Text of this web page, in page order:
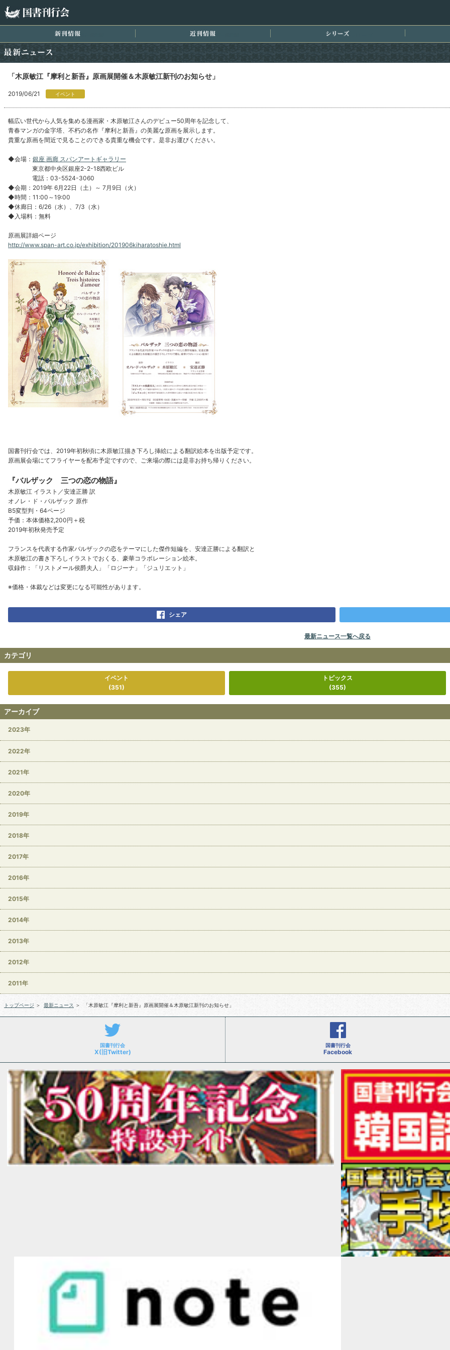
新刊情報
「木原敏江『摩利と新吾』原画展開催＆木原敏江新刊のお知らせ」
2019/06/21 イベント
幅広い世代から人気を集める漫画家・木原敏江さんのデビュー50周年を記念して、
青春マンガの金字塔、不朽の名作『摩利と新吾』の美麗な原画を展示します。
貴重な原画を間近で見ることのできる貴重な機会です。是非お運びください。
◆会場： 銀座 画廊 スパンアートギャラリー
東京都中央区銀座2-2-18西欧ビル
電話：03-5524-3060
◆会期：2019年 6月22日（土）～ 7月9日（火）
◆時間：11:00～19:00
◆休廊日：6/26（水）、7/3（水）
◆入場料：無料
原画展詳細ページ
http://www.span-art.co.jp/exhibition/201906kiharatoshie.html
国書刊行会では、2019年初秋頃に木原敏江描き下ろし挿絵による翻訳絵本を出版予定です。
原画展会場にてフライヤーを配布予定ですので、ご来場の際には是非お持ち帰りください。
『バルザック 三つの恋の物語』
木原敏江 イラスト／安達正勝 訳
オノレ・ド・バルザック 原作
B5変型判・64ページ
予価：本体価格2,200円＋税
2019年初秋発売予定
フランスを代表する作家バルザックの恋をテーマにした傑作短編を、安達正勝による翻訳と
木原敏江の書き下ろしイラストでおくる、豪華コラボレーション絵本。
収録作：「リストメール侯爵夫人」「ロジーナ」「ジュリエット」
※価格・体裁などは変更になる可能性があります。
シェア
最新ニュース一覧へ戻る
カテゴリ
イベント
(351)
トピックス
(355)
アーカイブ
2023年
2022年
2021年
2020年
2019年
2018年
2017年
2016年
2015年
2014年
2013年
2012年
2011年
トップページ ＞ 最新ニュース ＞ 「木原敏江『摩利と新吾』原画展開催＆木原敏江新刊のお知らせ」
国書刊行会
X(旧Twitter)
国書刊行会
Facebook